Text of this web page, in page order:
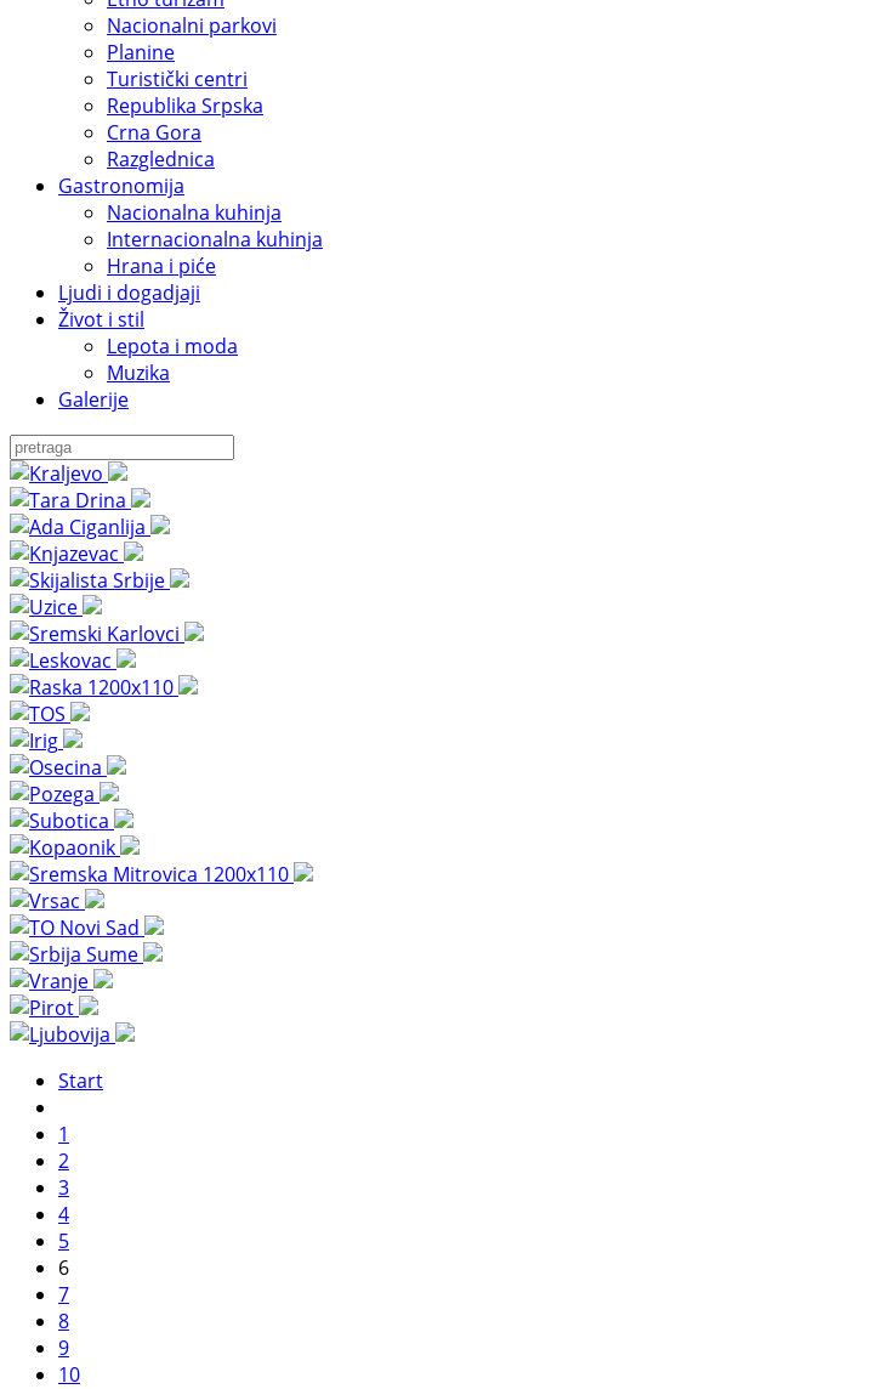
Nacionalni parkovi
Planine
Turistički centri
Republika Srpska
Crna Gora
Razglednica
Gastronomija
Nacionalna kuhinja
Internacionalna kuhinja
Hrana i piće
Ljudi i dogadjaji
Život i stil
Lepota i moda
Muzika
Galerije
Start
1
2
3
4
5
6
7
8
9
10